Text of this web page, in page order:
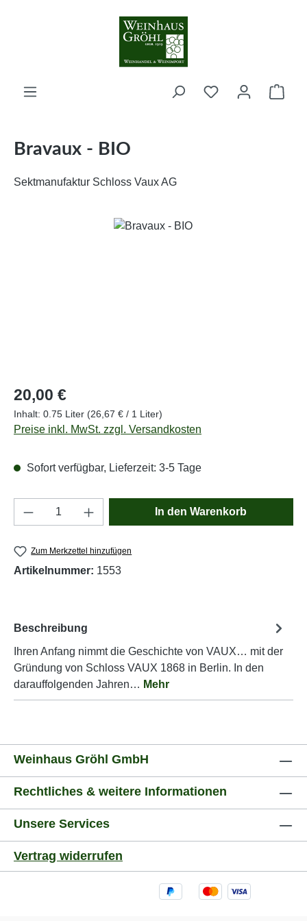
Zum Hauptinhalt springen
Bravaux - BIO
Sektmanufaktur Schloss Vaux AG
Bildergalerie überspringen
Regulärer Preis:
20,00 €
Inhalt: 0.75 Liter (26,67 € / 1 Liter)
Preise inkl. MwSt. zzgl. Versandkosten
Sofort verfügbar, Lieferzeit: 3-5 Tage
Produkt Anzahl: Gib den gewünschten
In den Warenkorb
Zum Merkzettel hinzufügen
Artikelnummer: 1553
Beschreibung
Ihren Anfang nimmt die Geschichte von VAUX… mit der
Gründung von Schloss VAUX 1868 in Berlin. In den
darauffolgenden Jahren… Mehr
Weinhaus Gröhl GmbH
Rechtliches & weitere Informationen
Unsere Services
Vertrag widerrufen